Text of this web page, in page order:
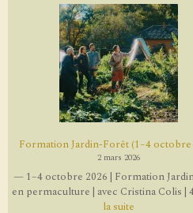
Formation Jardin-Forêt (1–4 octobre
2 mars 2026
— 1–4 octobre 2026 | Formation
en permaculture | avec Cristina Colis |
la suite